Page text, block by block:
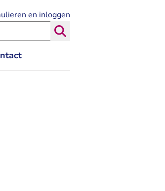
en inloggen